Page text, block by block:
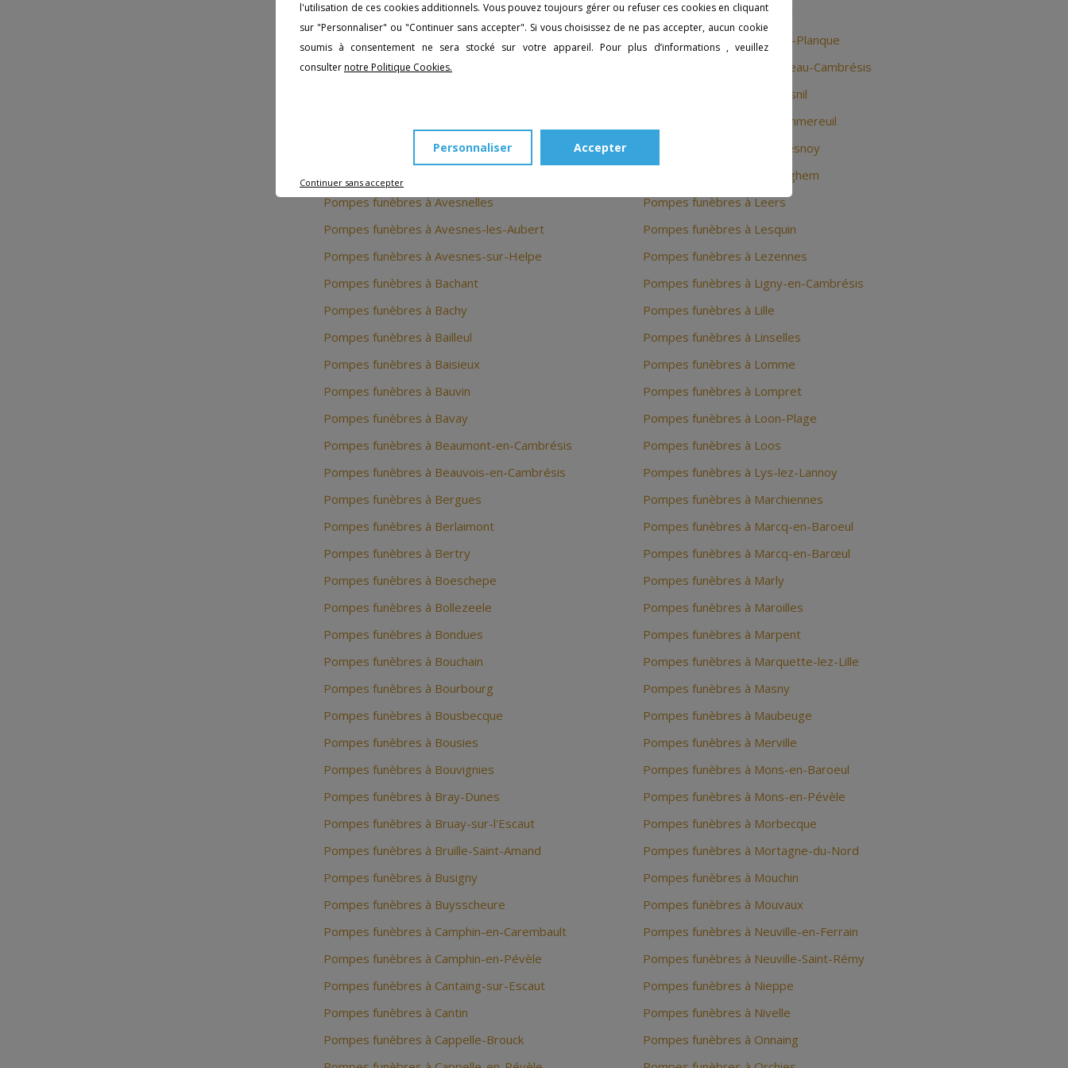
Pompes funèbres à Annœullin
Pompes funèbres à Anzin
Pompes funèbres à Arleux
Pompes funèbres à Auby
Pompes funèbres à Avesnelles
Pompes funèbres à Avesnes-les-Aubert
Pompes funèbres à Avesnes-sur-Helpe
Pompes funèbres à Bachant
Pompes funèbres à Bachy
Pompes funèbres à Bailleul
Pompes funèbres à Baisieux
Pompes funèbres à Bauvin
Pompes funèbres à Bavay
Pompes funèbres à Beaumont-en-Cambrésis
Pompes funèbres à Beauvois-en-Cambrésis
Pompes funèbres à Bergues
Pompes funèbres à Berlaimont
Pompes funèbres à Bertry
Pompes funèbres à Boeschepe
Pompes funèbres à Bollezeele
Pompes funèbres à Bondues
Pompes funèbres à Bouchain
Pompes funèbres à Bourbourg
Pompes funèbres à Bousbecque
Pompes funèbres à Bousies
Pompes funèbres à Bouvignies
Pompes funèbres à Bray-Dunes
Pompes funèbres à Bruay-sur-l'Escaut
Pompes funèbres à Bruille-Saint-Amand
Pompes funèbres à Busigny
Pompes funèbres à Buysscheure
Pompes funèbres à Camphin-en-Carembault
Pompes funèbres à Camphin-en-Pévèle
Pompes funèbres à Cantaing-sur-Escaut
Pompes funèbres à Cantin
Pompes funèbres à Cappelle-Brouck
Pompes funèbres à Lannoy
Pompes funèbres à Lauwin-Planque
Pompes funèbres à Le Cateau-Cambrésis
Pompes funèbres à Le Maisnil
Pompes funèbres à Le Pommereuil
Pompes funèbres à Le Quesnoy
Pompes funèbres à Ledringhem
Pompes funèbres à Leers
Pompes funèbres à Lesquin
Pompes funèbres à Lezennes
Pompes funèbres à Ligny-en-Cambrésis
Pompes funèbres à Lille
Pompes funèbres à Linselles
Pompes funèbres à Lomme
Pompes funèbres à Lompret
Pompes funèbres à Loon-Plage
Pompes funèbres à Loos
Pompes funèbres à Lys-lez-Lannoy
Pompes funèbres à Marchiennes
Pompes funèbres à Marcq-en-Baroeul
Pompes funèbres à Marcq-en-Barœul
Pompes funèbres à Marly
Pompes funèbres à Maroilles
Pompes funèbres à Marpent
Pompes funèbres à Marquette-lez-Lille
Pompes funèbres à Masny
Pompes funèbres à Maubeuge
Pompes funèbres à Merville
Pompes funèbres à Mons-en-Baroeul
Pompes funèbres à Mons-en-Pévèle
Pompes funèbres à Morbecque
Pompes funèbres à Mortagne-du-Nord
Pompes funèbres à Mouchin
Pompes funèbres à Mouvaux
Pompes funèbres à Neuville-en-Ferrain
Pompes funèbres à Neuville-Saint-Rémy
Pompes funèbres à Nieppe
Pompes funèbres à Nivelle
Pompes funèbres à Onnaing
l'utilisation de ces cookies additionnels. Vous pouvez toujours gérer ou refuser ces cookies en cliquant
sur "Personnaliser" ou "Continuer sans accepter". Si vous choisissez de ne pas accepter, aucun cookie
soumis à consentement ne sera stocké sur votre appareil. Pour plus d’informations , veuillez
consulternotre Politique Cookies.
Continuer sans accepter
Personnaliser Accepter